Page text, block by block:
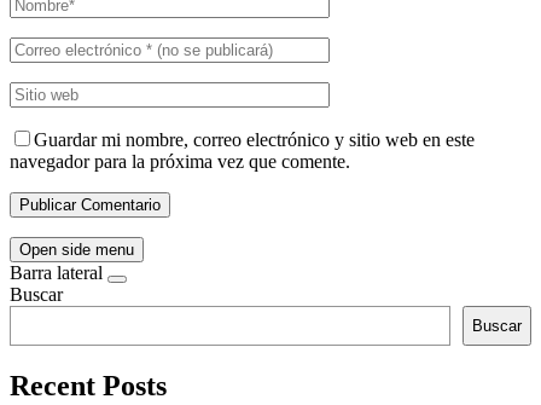
Guardar mi nombre, correo electrónico y sitio web en este
navegador para la próxima vez que comente.
Open side menu
Barra lateral
Buscar
Buscar
Recent Posts